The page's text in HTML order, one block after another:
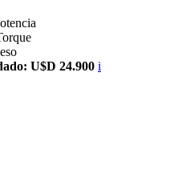
U$D 24.900 i